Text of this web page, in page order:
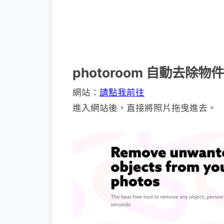
photoroom 自動去除物
網站： 請點我前往
進入網站後，直接將照片拖曳進去。